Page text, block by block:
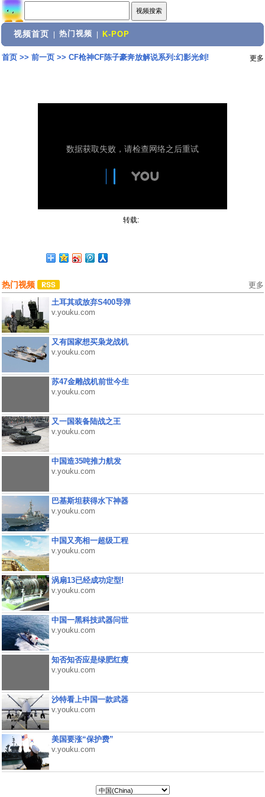
视频首页 热门视频 K-POP
首页>> 前一页>> CF枪神CF陈子豪奔放解说系列:幻影光剑! 更多
转载:
热门视频 更多
土耳其或放弃S400导弹
v.youku.com
又有国家想买枭龙战机
v.youku.com
苏47金雕战机前世今生
v.youku.com
又一国装备陆战之王
v.youku.com
中国造35吨推力航发
v.youku.com
巴基斯坦获得水下神器
v.youku.com
中国又亮相一超级工程
v.youku.com
涡扇13已经成功定型!
v.youku.com
中国一黑科技武器问世
v.youku.com
知否知否应是绿肥红瘦
v.youku.com
沙特看上中国一款武器
v.youku.com
美国要涨“保护费”
v.youku.com